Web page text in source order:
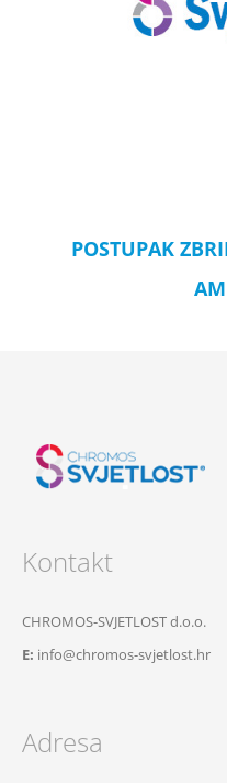
POSTUPAK
Kontakt
CHROMOS-SVJETLOST d.o.o.
E: info@chromos-svjetlost.hr
Adresa